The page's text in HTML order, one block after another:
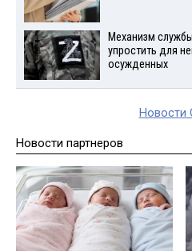
Механизм
упростить для
осужденных
Новости
Новости партнеров